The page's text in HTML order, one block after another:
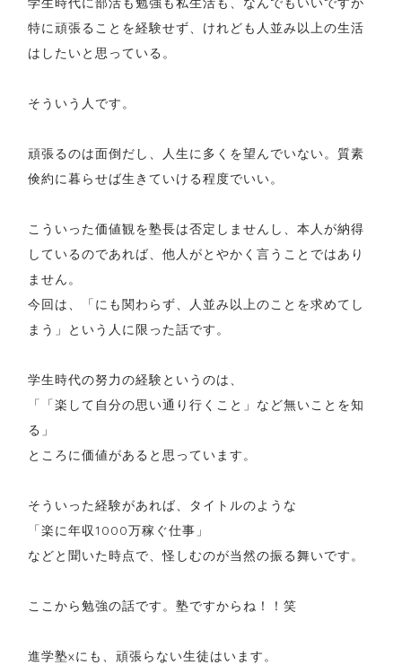
特に頑張ることを経験せず、けれども人並み以上の生活
はしたいと思っている。
そういう人です。
頑張るのは面倒だし、人生に多くを望んでいない。質素
倹約に暮らせば生きていける程度でいい。
こういった価値観を塾長は否定しませんし、本人が納得
しているのであれば、他人がとやかく言うことではあり
ません。
今回は、「にも関わらず、人並み以上のことを求めてし
まう」という人に限った話です。
学生時代の努力の経験というのは、
「「楽して自分の思い通り行くこと」など無いことを知
る」
ところに価値があると思っています。
そういった経験があれば、タイトルのような
「楽に年収1000万稼ぐ仕事」
などと聞いた時点で、怪しむのが当然の振る舞いです。
ここから勉強の話です。塾ですからね！！笑
進学塾xにも、頑張らない生徒はいます。